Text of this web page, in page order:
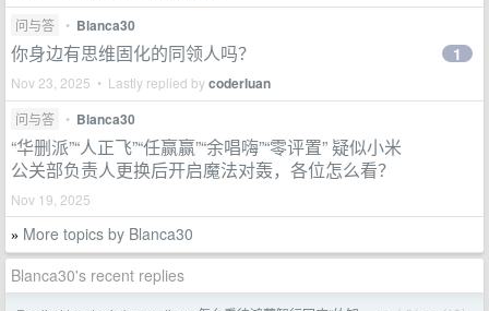
问与答 • Blanca30
你身边有思维固化的同领人吗？
Nov 23, 2025 • Lastly replied bycoderluan
1
问与答 • Blanca30
“华删派”“人正飞”“任赢赢”“余唱嗨”“零评置” 疑似小米
公关部负责人更换后开启魔法对轰，各位怎么看？
Nov 19, 2025
» More topics by Blanca30
Blanca30's recent replies